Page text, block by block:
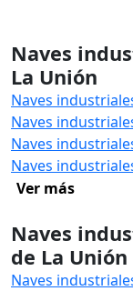
Naves
La Unión
Naves
Naves
Naves
Naves
Ver más
Naves
de La Unión
Naves